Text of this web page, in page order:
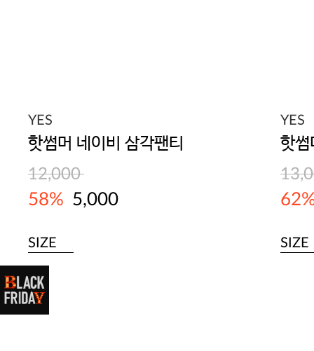
YES
핫썸머 네이비 삼각팬티
12,000
58% 5,000
SIZE
YES
핫썸
SIZE